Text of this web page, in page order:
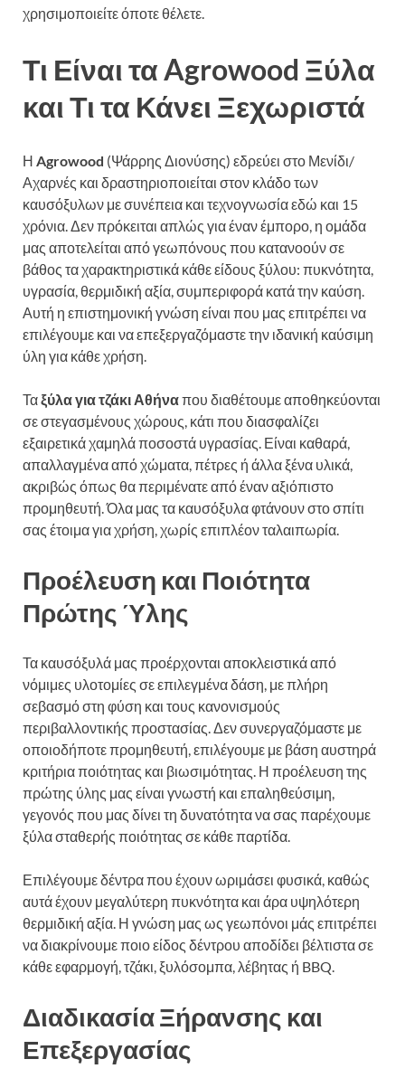
χρησιμοποιείτε όποτε θέλετε.
Τι Είναι τα Agrowood Ξύλα
και Τι τα Κάνει Ξεχωριστά
Η Agrowood (Ψάρρης Διονύσης) εδρεύει στο Μενίδι/
Αχαρνές και δραστηριοποιείται στον κλάδο των
καυσόξυλων με συνέπεια και τεχνογνωσία εδώ και 15
χρόνια. Δεν πρόκειται απλώς για έναν έμπορο, η ομάδα
μας αποτελείται από γεωπόνους που κατανοούν σε
βάθος τα χαρακτηριστικά κάθε είδους ξύλου: πυκνότητα,
υγρασία, θερμιδική αξία, συμπεριφορά κατά την καύση.
Αυτή η επιστημονική γνώση είναι που μας επιτρέπει να
επιλέγουμε και να επεξεργαζόμαστε την ιδανική καύσιμη
ύλη για κάθε χρήση.
Ταξύλα για τζάκι Αθήναπου διαθέτουμε αποθηκεύονται
σε στεγασμένους χώρους, κάτι που διασφαλίζει
εξαιρετικά χαμηλά ποσοστά υγρασίας. Είναι καθαρά,
απαλλαγμένα από χώματα, πέτρες ή άλλα ξένα υλικά,
ακριβώς όπως θα περιμένατε από έναν αξιόπιστο
προμηθευτή. Όλα μας τα καυσόξυλα φτάνουν στο σπίτι
σας έτοιμα για χρήση, χωρίς επιπλέον ταλαιπωρία.
Προέλευση και Ποιότητα
Πρώτης Ύλης
Τα καυσόξυλά μας προέρχονται αποκλειστικά από
νόμιμες υλοτομίες σε επιλεγμένα δάση, με πλήρη
σεβασμό στη φύση και τους κανονισμούς
περιβαλλοντικής προστασίας. Δεν συνεργαζόμαστε με
οποιοδήποτε προμηθευτή, επιλέγουμε με βάση αυστηρά
κριτήρια ποιότητας και βιωσιμότητας. Η προέλευση της
πρώτης ύλης μας είναι γνωστή και επαληθεύσιμη,
γεγονός που μας δίνει τη δυνατότητα να σας παρέχουμε
ξύλα σταθερής ποιότητας σε κάθε παρτίδα.
Επιλέγουμε δέντρα που έχουν ωριμάσει φυσικά, καθώς
αυτά έχουν μεγαλύτερη πυκνότητα και άρα υψηλότερη
θερμιδική αξία. Η γνώση μας ως γεωπόνοι μάς επιτρέπει
να διακρίνουμε ποιο είδος δέντρου αποδίδει βέλτιστα σε
κάθε εφαρμογή, τζάκι, ξυλόσομπα, λέβητας ή BBQ.
Διαδικασία Ξήρανσης και
Επεξεργασίας